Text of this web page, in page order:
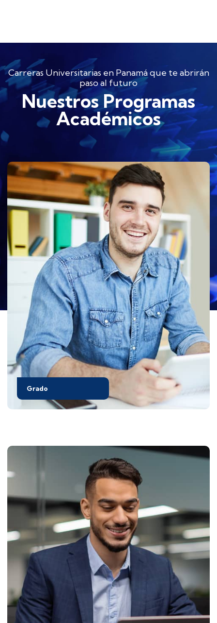
Carreras Universitarias en Panamá que te abrirán
paso al futuro
Nuestros Programas
Académicos
Grado